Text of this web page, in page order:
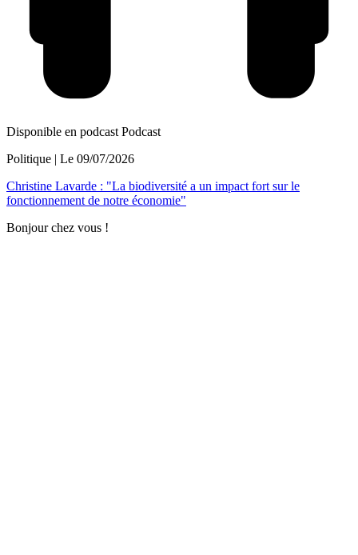
Disponible en podcast Podcast
Politique | Le 09/07/2026
Christine Lavarde : "La biodiversité a un impact fort sur le
fonctionnement de notre économie"
Bonjour chez vous !